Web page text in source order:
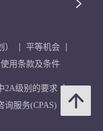
平等机会
使用条款及条件
2A级别的要求
询服务(CPAS)